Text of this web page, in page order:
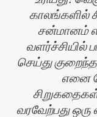
காலங்களில்
சன்மானம்
வளர்ச்சியில்
செய்து
எனை
வரவேற்பது